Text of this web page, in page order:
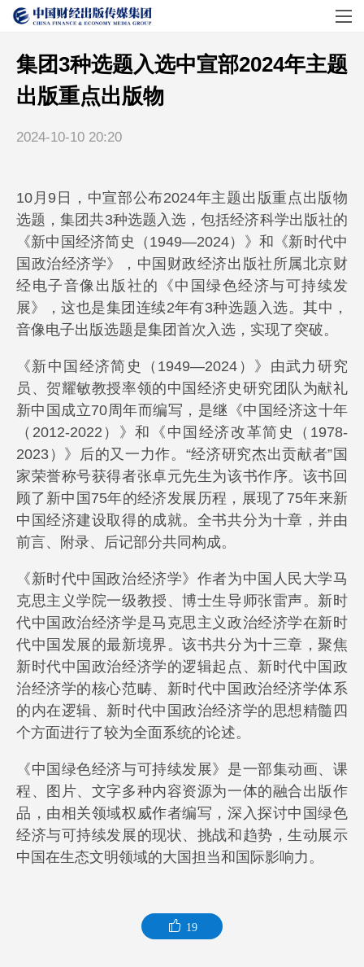
集团3种选题入选中宣部2024年主题
出版重点出版物
2024-10-10 20:20
10月9日，中宣部公布2024年主题出版重点出版物
选题，集团共3种选题入选，包括经济科学出版社的
《新中国经济简史（1949—2024）》和《新时代中
国政治经济学》，中国财政经济出版社所属北京财
经电子音像出版社的《中国绿色经济与可持续发
展》，这也是集团连续2年有3种选题入选。其中，
音像电子出版选题是集团首次入选，实现了突破。
《新中国经济简史（1949—2024）》由武力研究
员、贺耀敏教授率领的中国经济史研究团队为献礼
新中国成立70周年而编写，是继《中国经济这十年
（2012-2022）》和《中国经济改革简史（1978-
2023）》后的又一力作。“经济研究杰出贡献者”国
家荣誉称号获得者张卓元先生为该书作序。该书回
顾了新中国75年的经济发展历程，展现了75年来新
中国经济建设取得的成就。全书共分为十章，并由
前言、附录、后记部分共同构成。
《新时代中国政治经济学》作者为中国人民大学马
克思主义学院一级教授、博士生导师张雷声。新时
代中国政治经济学是马克思主义政治经济学在新时
代中国发展的最新境界。该书共分为十三章，聚焦
新时代中国政治经济学的逻辑起点、新时代中国政
治经济学的核心范畴、新时代中国政治经济学体系
的内在逻辑、新时代中国政治经济学的思想精髓四
个方面进行了较为全面系统的论述。
《中国绿色经济与可持续发展》是一部集动画、课
程、图片、文字多种内容资源为一体的融合出版作
品，由相关领域权威作者编写，深入探讨中国绿色
经济与可持续发展的现状、挑战和趋势，生动展示
中国在生态文明领域的大国担当和国际影响力。
19